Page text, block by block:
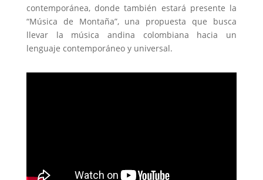
contemporánea, donde también estará presente la
“Música de Montaña”, una propuesta que busca
llevar la música andina colombiana hacia un
lenguaje contemporáneo y universal.